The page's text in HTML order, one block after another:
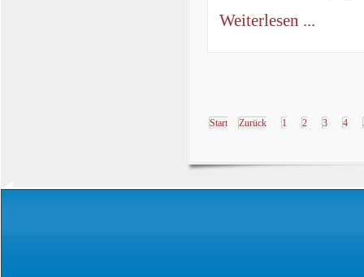
Weiterlesen ...
Start Zurück 1 2 3 4